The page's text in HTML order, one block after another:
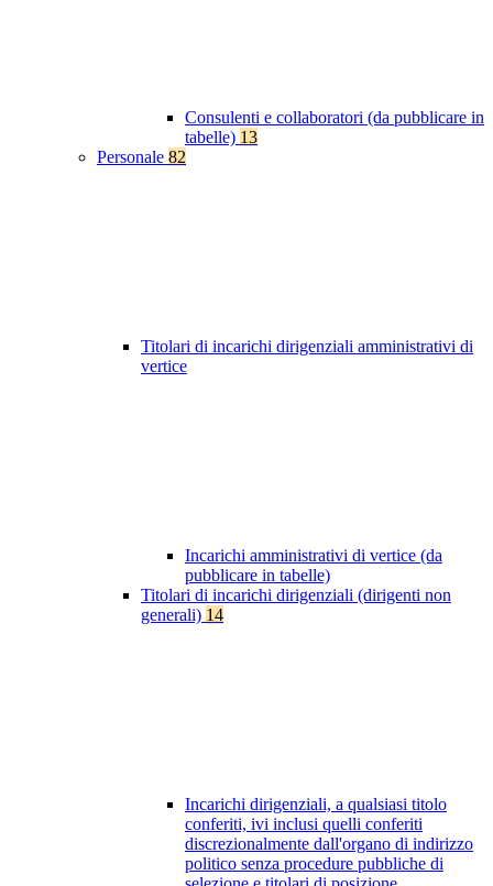
Consulenti e collaboratori (da pubblicare in
tabelle) 13
Personale 82
Titolari di incarichi dirigenziali amministrativi di
vertice
Incarichi amministrativi di vertice (da
pubblicare in tabelle)
Titolari di incarichi dirigenziali (dirigenti non
generali) 14
Incarichi dirigenziali, a qualsiasi titolo
conferiti, ivi inclusi quelli conferiti
discrezionalmente dall'organo di indirizzo
politico senza procedure pubbliche di